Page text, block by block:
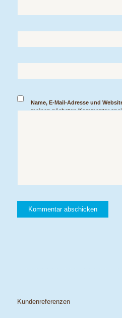
Name, E-Mail-Adresse und
meinen nächsten Kommentar
Kundenreferenzen